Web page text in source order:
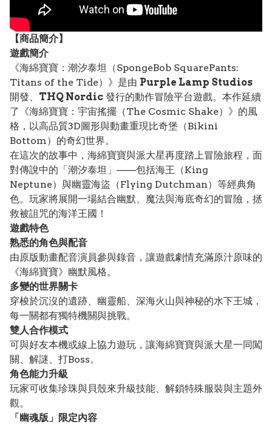
【商品簡介】
遊戲簡介
《海綿寶寶：潮汐泰坦（SpongeBob SquarePants:
Titans of the Tide）》是由 Purple Lamp Studios
開發、 THQ Nordic 發行的動作冒險平台遊戲。本作延續
了《海綿寶寶：宇宙搖擺（The Cosmic Shake）》的風
格，以高品質3D圖形與動畫重現比奇堡（Bikini
Bottom）的奇幻世界。
在這次的故事中，海綿寶寶與派大星再度踏上冒險旅程，面
對傳說中的「潮汐泰坦」——包括海王（King
Neptune）與幽靈海盜（Flying Dutchman）等經典角
色。玩家將展開一場結合幽默、魔法與海底奇幻的冒險，拯
救被詛咒的海洋王國！
遊戲特色
熟悉的角色與配音
由原版動畫配音演員參與錄音，讓遊戲劇情充滿原汁原味的
《海綿寶寶》幽默風格。
多變的世界關卡
穿梭於沉沒的遺跡、幽靈船、深海火山與神秘的水下王城，
每一關都有獨特機關與挑戰。
雙人合作模式
可與好友本機或線上協力遊玩，讓海綿寶寶與派大星一同闖
關、解謎、打Boss。
角色能力升級
玩家可收集珍珠與貝殼來升級技能、解鎖特殊服裝與主題外
觀。
「幽魂版」限定內容